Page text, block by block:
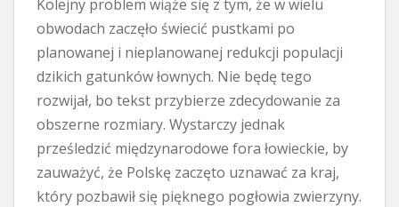
Kolejny problem wiąże się z tym, że w wielu
obwodach zaczęło świecić pustkami po
planowanej i nieplanowanej redukcji populacji
dzikich gatunków łownych. Nie będę tego
rozwijał, bo tekst przybierze zdecydowanie za
obszerne rozmiary. Wystarczy jednak
prześledzić międzynarodowe fora łowieckie, by
zauważyć, że Polskę zaczęto uznawać za kraj,
który pozbawił się pięknego pogłowia zwierzyny.